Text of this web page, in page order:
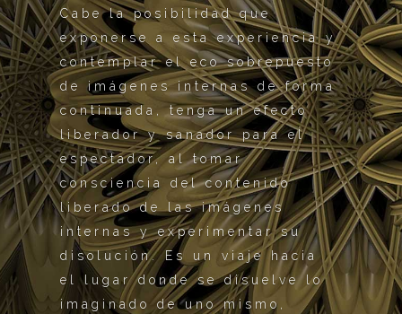
Cabe la posibilidad que
exponerse a esta experiencia y
contemplar el eco sobrepuesto
de imágenes internas de forma
continuada, tenga un efecto
liberador y sanador para el
espectador, al tomar
consciencia del contenido
liberado de las imágenes
internas y experimentar su
disolución. Es un viaje hacia
el lugar donde se disuelve lo
imaginado de uno mismo,